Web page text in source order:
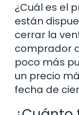
¿Cuál es el
están
cerrar la
comprador
poco más
un precio
fecha de